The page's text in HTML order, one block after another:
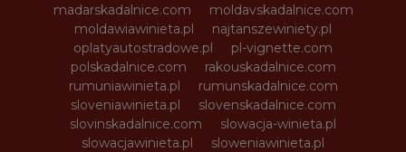
madarskadalnice.com
moldavskadalnice.com
moldawiawinieta.pl
najtanszewiniety.pl
oplatyautostradowe.pl
pl-vignette.com
polskadalnice.com
rakouskadalnice.com
rumuniawinieta.pl
rumunskadalnice.com
sloveniawinieta.pl
slovenskadalnice.com
slovinskadalnice.com
slowacja-winieta.pl
slowacjawinieta.pl
sloweniawinieta.pl